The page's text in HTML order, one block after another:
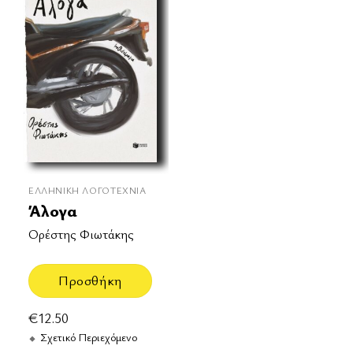
ΕΛΛΗΝΙΚΉ ΛΟΓΟΤΕΧΝΊΑ
Άλογα
Ορέστης Φιωτάκης
Προσθήκη
€12.50
Σχετικό Περιεχόμενο